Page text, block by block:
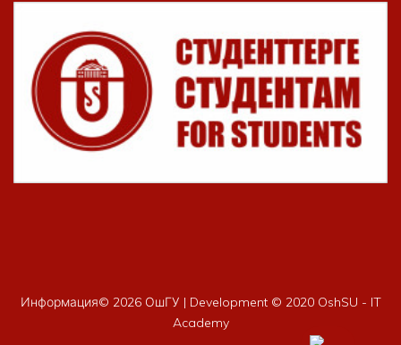
Информация© 2026 ОшГУ | Development © 2020 OshSU - IT
Academy